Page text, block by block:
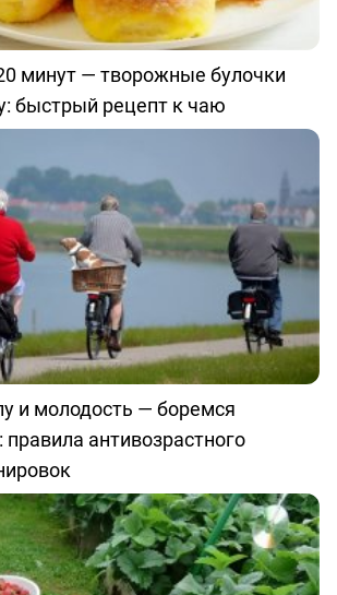
минут — творожные булочки
быстрый рецепт к чаю
и молодость — боремся
правила антивозрастного